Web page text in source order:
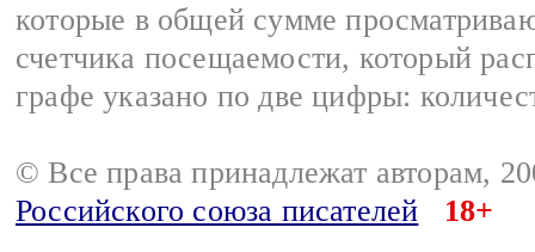
которые в общей сумме
счетчика посещаемости, который
графе указано по две цифры:
© Все права принадлежат авторам,
Российского союза писателей
18+